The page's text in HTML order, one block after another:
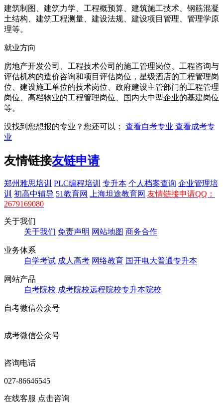
建筑制图、建筑力学、工程概预算、建筑施工技术、钢筋混凝
土结构、建筑工程测量、建设法规、建设项目管理、管理学原
理等。
就业方向
房地产开发公司、工程技术公司的施工管理岗位、工程咨询与
评估机构的造价咨询和项目评估岗位，星级酒店的工程管理岗
位、建设施工单位的技术岗位、政府建设主管部门的工程管理
岗位、高档物业的工程管理岗位、国内大中型企业的基建岗位
等。
没找到您想报的专业？您还可以： 查看自考专业 查看成考专
业
友情链接友链申请
郑州雅思培训 PLC编程培训 专升本 个人档案查询 企业管理培
训 初高中辅导 51教育网 上海坦途教育网 友情链接申请QQ：
2679169080
关于我们
关于我们 免责声明 网站地图 商务合作
业务体系
自学考试 成人高考 网络教育 国开电大普通专升本
网站产品
自考院校 成考院校远程院校专升本院校
自考微信公众号
成考微信公众号
咨询电话
027-86646545
在线客服 点击咨询